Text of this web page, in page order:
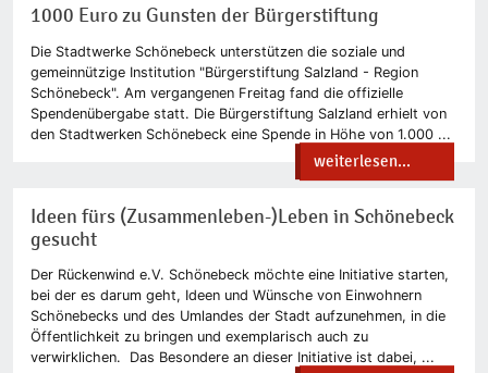
1000 Euro zu Gunsten der Bürgerstiftung
Die Stadtwerke Schönebeck unterstützen die soziale und
gemeinnützige Institution "Bürgerstiftung Salzland - Region
Schönebeck". Am vergangenen Freitag fand die offizielle
Spendenübergabe statt. Die Bürgerstiftung Salzland erhielt von
den Stadtwerken Schönebeck eine Spende in Höhe von 1.000 ...
weiterlesen...
Ideen fürs (Zusammenleben-)Leben in Schönebeck
gesucht
Der Rückenwind e.V. Schönebeck möchte eine Initiative starten,
bei der es darum geht, Ideen und Wünsche von Einwohnern
Schönebecks und des Umlandes der Stadt aufzunehmen, in die
Öffentlichkeit zu bringen und exemplarisch auch zu
verwirklichen. Das Besondere an dieser Initiative ist dabei, ...